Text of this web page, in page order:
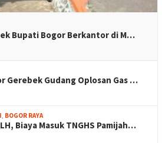
Bupati Bogor Berkantor di M…
Gerebek Gudang Oplosan Gas …
, BOGOR RAYA
Biaya Masuk TNGHS Pamijah…